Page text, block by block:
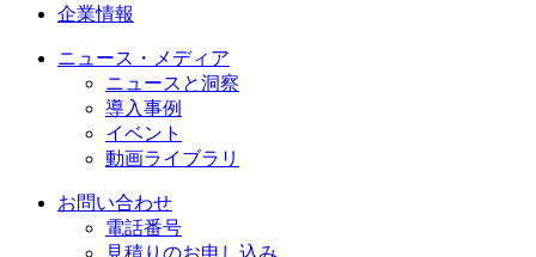
企業情報
ニュース・メディア
ニュースと洞察
導入事例
イベント
動画ライブラリ
お問い合わせ
電話番号
見積りのお申し込み